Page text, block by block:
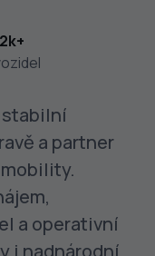
stabilní
a partner
a operativní
i nadnárodní